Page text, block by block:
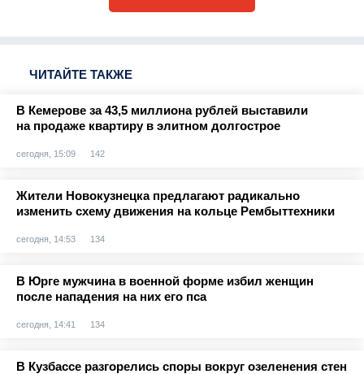
ЧИТАЙТЕ ТАКЖЕ
В Кемерове за 43,5 миллиона рублей выставили
на продаже квартиру в элитном долгострое
сегодня, 15:09 142
Жители Новокузнецка предлагают радикально
изменить схему движения на кольце Рембыттехники
сегодня, 14:53 134
В Юрге мужчина в военной форме избил женщин
после нападения на них его пса
сегодня, 14:41 134
В Кузбассе разгорелись споры вокруг озеленения стен